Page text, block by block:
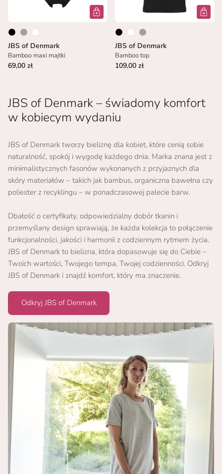
JBS of Denmark
Bamboo maxi majtki
69,00 zł
JBS of Denmark
Bamboo top
109,00 zł
JBS of Denmark – świadomy komfort
w kobiecym wydaniu
JBS of Denmark tworzy bieliznę dla kobiet, które cenią sobie
naturalność, spokój i wygodę każdego dnia. Marka znana jest z
minimalistycznych fasonów wykonanych z przyjaznych dla
skóry materiałów – takich jak bambus, organiczna bawełna czy
poliester z recyklingu – w ponadczasowej palecie barw.
Dbałość o certyfikaty, odpowiedzialny dobór tkanin i
przemyślany design sprawiają, że każda kolekcja to połączenie
funkcjonalności, jakości i harmonii z codziennym rytmem życia.
JBS of Denmark to bielizna, która dopasowuje się do Ciebie –
Twoich wartości, Twojego tempa, Twojej codzienności. Odkryj
JBS of Denmark i znajdź komfort, który ma znaczenie.
Odkryj JBS of Denmark